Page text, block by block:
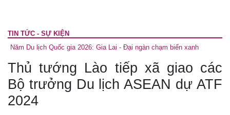
TIN TỨC - SỰ KIỆN
Năm Du lịch Quốc gia 2026: Gia Lai - Đại ngàn chạm biển xanh
Thủ tướng Lào tiếp xã giao các
Bộ trưởng Du lịch ASEAN dự ATF
2024